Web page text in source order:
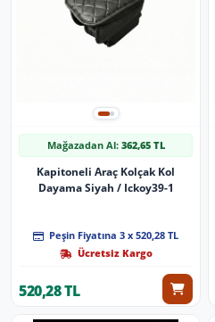
Mağazadan Al: 362,65 TL
Kapitoneli Araç Kolçak Kol
Dayama Siyah / Ickoy39-1
Peşin Fiyatına 3 x 520,28 TL
Ücretsiz Kargo
520,28 TL